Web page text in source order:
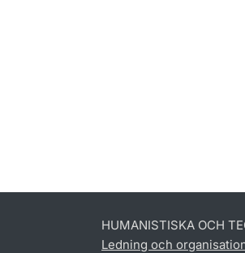
HUMANISTISKA OCH
Ledning och